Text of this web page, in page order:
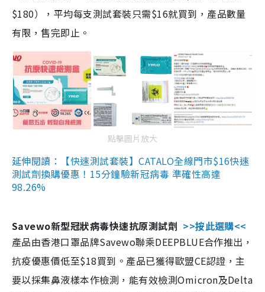
$180），平均每支測試套裝只需$16就買到，產品數量
有限，售完即止。
點擊圖片放大
延伸閱讀：【快速測試套裝】CATALO全線門市$16快速
測試劑換購優惠！15分鐘驗新冠病毒 準確性高達
98.26%
Savewo新型冠狀病毒快速抗原測試劑 >>按此選購<<
產品由香港口罩品牌Savewo聯乘DEEPBLUE合作推出，
抗疫優惠價低至$18買到。產品已獲得歐盟CE認證，主
要以採集鼻液樣本作檢測，能有效檢測Omicron及Delta